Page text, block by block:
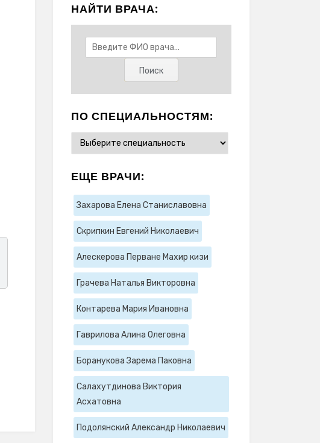
НАЙТИ ВРАЧА:
ПО СПЕЦИАЛЬНОСТЯМ:
ЕЩЕ ВРАЧИ:
Захарова Елена Станиславовна
Скрипкин Евгений Николаевич
Алескерова Перване Махир кизи
Грачева Наталья Викторовна
Контарева Мария Ивановна
Гаврилова Алина Олеговна
Боранукова Зарема Паковна
Салахутдинова Виктория
Асхатовна
Подолянский Александр Николаевич